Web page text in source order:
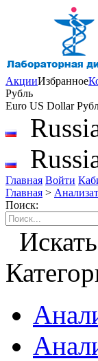
АкцииИзбранное
Рубль
Euro US Dollar
Главная Войти
Главная >
Поиск:
Искать